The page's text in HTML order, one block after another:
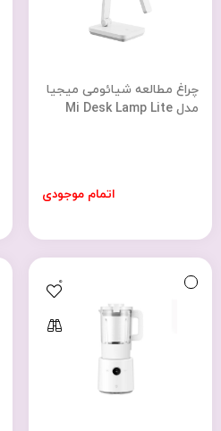
چراغ مطالعه شیائومی میجیا
مدل Mi Desk Lamp Lite
اتمام موجودی
0